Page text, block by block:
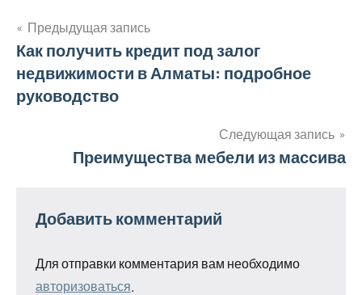
Навигация
по
Предыдущая запись
Как получить кредит под залог
недвижимости в Алматы: подробное
руководство
Следующая запись
Преимущества мебели из массива
Добавить комментарий
Для отправки комментария вам необходимо
авторизоваться